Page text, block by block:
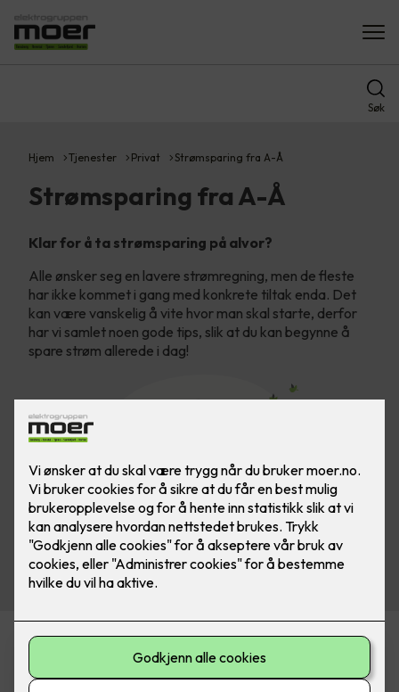
Søk
Hjem Tjenester Privat Strømsparing fra A-Å
Strømsparing fra A-Å
Klar for å ta strømsparing på alvor?
Alle ønsker seg en lavere strømregning, men de fleste
har ikke kommet i gang med konkrete tiltak enda. Det
kan være vanskelig å vite hvor man skal starte, derfor
har vi samlet noen gode tips, slik at du kan begynne å
spare strøm allerede i dag!